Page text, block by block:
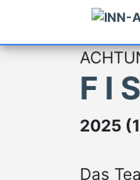
F I
2025
Das